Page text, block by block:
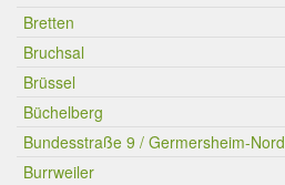
Bretten
Bruchsal
Brüssel
Büchelberg
Bundesstraße 9 / Germersheim-Nord
Burrweiler